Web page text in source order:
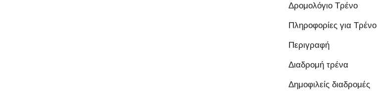
Δρομολόγιο Τρένο
Πληροφορίες για Τρένο
Περιγραφή
Διαδρομή τρένα
Δημοφιλείς διαδρομές